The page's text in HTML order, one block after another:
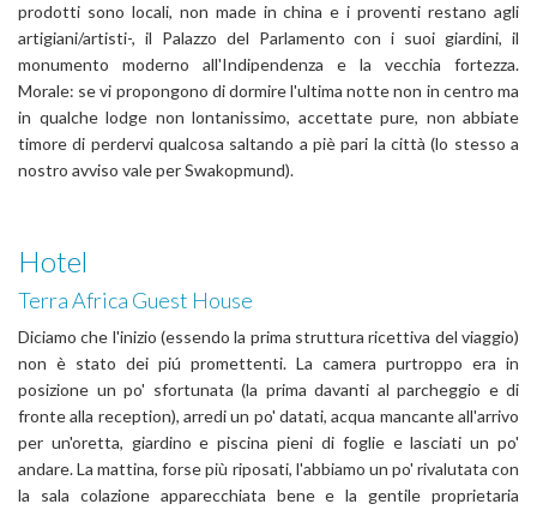
prodotti sono locali, non made in china e i proventi restano agli
artigiani/artisti-, il Palazzo del Parlamento con i suoi giardini, il
monumento moderno all'Indipendenza e la vecchia fortezza.
Morale: se vi propongono di dormire l'ultima notte non in centro ma
in qualche lodge non lontanissimo, accettate pure, non abbiate
timore di perdervi qualcosa saltando a piè pari la città (lo stesso a
nostro avviso vale per Swakopmund).
Hotel
Terra Africa Guest House
Diciamo che l'inizio (essendo la prima struttura ricettiva del viaggio)
non è stato dei piú promettenti. La camera purtroppo era in
posizione un po' sfortunata (la prima davanti al parcheggio e di
fronte alla reception), arredi un po' datati, acqua mancante all'arrivo
per un'oretta, giardino e piscina pieni di foglie e lasciati un po'
andare. La mattina, forse più riposati, l'abbiamo un po' rivalutata con
la sala colazione apparecchiata bene e la gentile proprietaria